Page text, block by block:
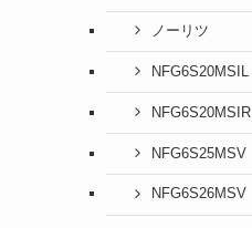
ノーリツ
NFG6S20MSIL
NFG6S20MSIR
NFG6S25MSV
NFG6S26MSV